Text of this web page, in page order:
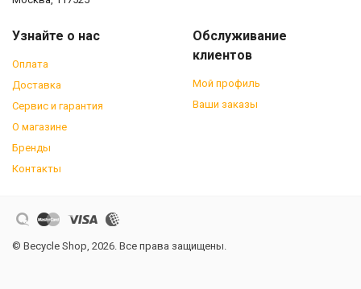
Узнайте о нас
Оплата
Доставка
Сервис и гарантия
О магазине
Бренды
Контакты
Обслуживание
клиентов
Мой профиль
Ваши заказы
© Becycle Shop, 2026. Все права защищены.